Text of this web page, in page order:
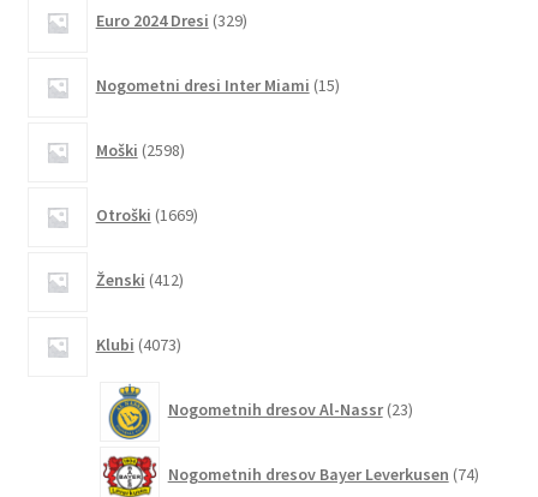
Euro 2024 Dresi 329izdelkov
Nogometni dresi Inter Miami 15izdelkov
Moški 2598izdelkov
Otroški 1669izdelkov
Ženski 412izdelkov
Klubi 4073izdelkov
Nogometnih dresov Al-Nassr 23izdelkov
Nogometnih dresov Bayer Leverkusen 74izdelkov